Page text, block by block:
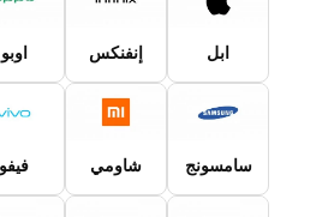
ابل إنفنكس اوبو
سامسونج شاومي فيفو